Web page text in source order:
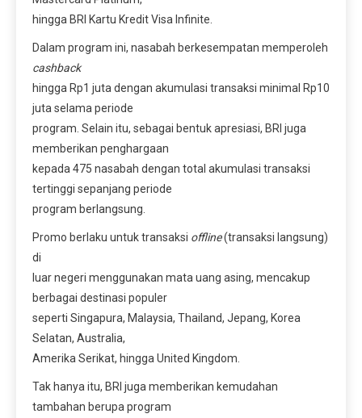
hingga BRI Kartu Kredit Visa Infinite.
Dalam program ini, nasabah berkesempatan memperoleh
cashback
hingga Rp1 juta dengan akumulasi transaksi minimal Rp10
juta selama periode
program. Selain itu, sebagai bentuk apresiasi, BRI juga
memberikan penghargaan
kepada 475 nasabah dengan total akumulasi transaksi
tertinggi sepanjang periode
program berlangsung.
Promo berlaku untuk transaksi offline(transaksi langsung)
di
luar negeri menggunakan mata uang asing, mencakup
berbagai destinasi populer
seperti Singapura, Malaysia, Thailand, Jepang, Korea
Selatan, Australia,
Amerika Serikat, hingga United Kingdom.
Tak hanya itu, BRI juga memberikan kemudahan
tambahan berupa program